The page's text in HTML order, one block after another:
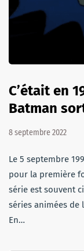
C’était en
Batman
8 septembre 2022
Le 5 septembre
pour la première
série est souvent
séries animées de
En…